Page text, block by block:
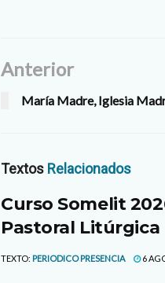
Anterior
María Madre, Iglesia
Textos Relacionados
Curso Somelit
Pastoral Litúrgica
TEXTO: PERIODICO PRESENCIA 6